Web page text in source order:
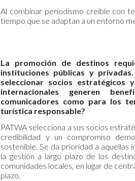
Al combinar periodismo creíble con
tiempo que se adaptan a un entorno
La promoción de destinos
instituciones públicas y
seleccionar socios estratégicos
internacionales generen
comunicadores como para los
turística responsable?
PATWA selecciona a sus socios
credibilidad y un compromiso
sostenible. Se da prioridad a aquellas
la gestión a largo plazo de los
comunidades locales, en lugar de
plazo.